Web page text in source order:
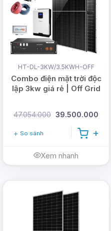
HT-DL-3KW/3.5KWH-OFF
Combo điện mặt trời độc
lập 3kw giá rẻ | Off Grid
47.054.000 39.500.000
So sánh
Xem nhanh